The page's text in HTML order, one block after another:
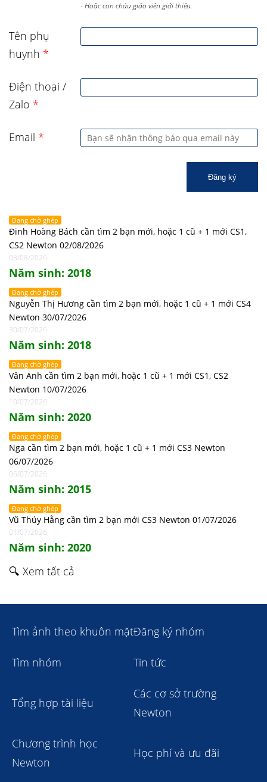
- Hoặc con cháu giáo viên giới thiệu.
Tên phụ
huynh *
Điện thoại /
Zalo *
Email *
Đăng ký
Đang chờ ghép
Đinh Hoàng Bách cần tìm 2 bạn mới, hoặc 1 cũ + 1 mới CS1,
CS2 Newton 02/08/2026
03/08/2026
Năm sinh: 2018
Đang chờ ghép
Nguyễn Thị Hương cần tìm 2 bạn mới, hoặc 1 cũ + 1 mới CS4
Newton 30/07/2026
30/07/2026
Năm sinh: 2018
Đang chờ ghép
Vân Anh cần tìm 2 bạn mới, hoặc 1 cũ + 1 mới CS1, CS2
Newton 10/07/2026
10/07/2026
Năm sinh: 2020
Đang chờ ghép
Nga cần tìm 2 bạn mới, hoặc 1 cũ + 1 mới CS3 Newton
06/07/2026
06/07/2026
Năm sinh: 2015
Đang chờ ghép
Vũ Thúy Hằng cần tìm 2 bạn mới CS3 Newton 01/07/2026
01/07/2026
Năm sinh: 2020
🔍 Xem tất cả
Tìm ảnh theo khuôn mặtĐăng ký nhóm
Tìm nhóm Tin tức
Tổng hợp tài liệu
Các cơ sở trường
Newton
Chương trình học
Newton
Học phí và ưu đãi